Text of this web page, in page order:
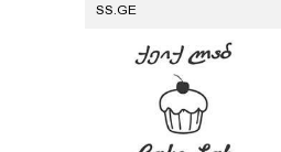
SS.GE